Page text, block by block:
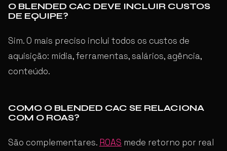
O BLENDED CAC DEVE INCLUIR CUSTOS
DE EQUIPE?
Sim. O mais preciso inclui todos os custos de
aquisição: mídia, ferramentas, salários, agência,
conteúdo.
COMO O BLENDED CAC SE RELACIONA
COM O ROAS?
São complementares. ROAS mede retorno por real